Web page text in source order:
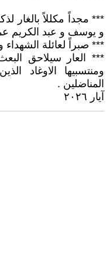
*** مجداً مكللاً بالغار
و يوسف و عبد الكريم
*** صبراً لعائلة الشهداء
*** العار سيلاحق
ومنتسبيها الاوغاد
المناضلين .
آيار ٢٠٢٦